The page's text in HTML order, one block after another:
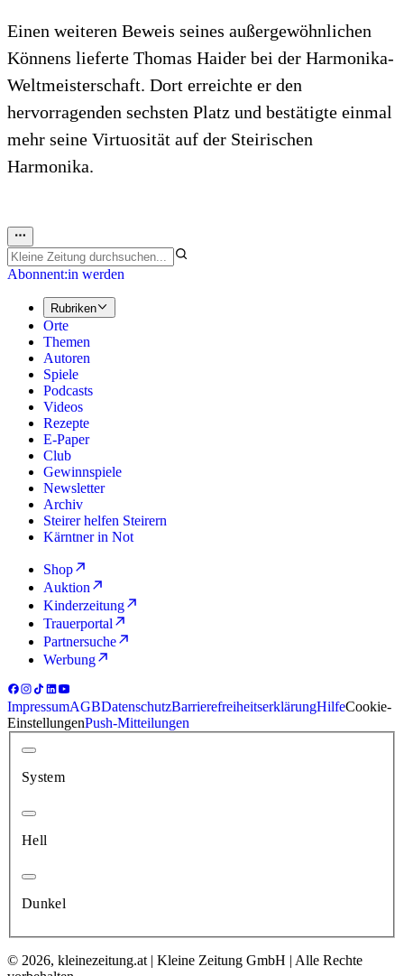
Einen weiteren Beweis seines außergewöhnlichen
Könnens lieferte Thomas Haider bei der Harmonika-
Weltmeisterschaft. Dort erreichte er den
hervorragenden sechsten Platz und bestätigte einmal
mehr seine Virtuosität auf der Steirischen
Harmonika.
Abonnent:in werden
Rubriken
Orte
Themen
Autoren
Spiele
Podcasts
Videos
Rezepte
E-Paper
Club
Gewinnspiele
Newsletter
Archiv
Steirer helfen Steirern
Kärntner in Not
Shop
Auktion
Kinderzeitung
Trauerportal
Partnersuche
Werbung
ImpressumAGBDatenschutzBarrierefreiheitserklärungHilfeCookie-
EinstellungenPush-Mitteilungen
System
Hell
Dunkel
© 2026, kleinezeitung.at | Kleine Zeitung GmbH | Alle Rechte